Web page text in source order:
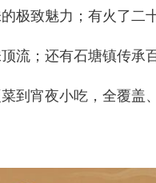
极致魅力；有火了二
流；还有石塘镇传承
到宵夜小吃，全覆盖